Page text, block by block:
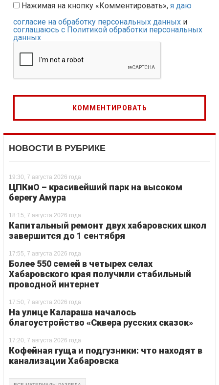
Нажимая на кнопку «Комментировать», я даю
согласие на обработку персональных данных и
соглашаюсь с Политикой обработки персональных
данных
НОВОСТИ В РУБРИКЕ
19:30, 7 августа 2026 года
ЦПКиО – красивейший парк на высоком
берегу Амура
18:15, 7 августа 2026 года
Капитальный ремонт двух хабаровских школ
завершится до 1 сентября
17:55, 7 августа 2026 года
Более 550 семей в четырех селах
Хабаровского края получили стабильный
проводной интернет
17:50, 7 августа 2026 года
На улице Калараша началось
благоустройство «Сквера русских сказок»
17:20, 7 августа 2026 года
Кофейная гуща и подгузники: что находят в
канализации Хабаровска